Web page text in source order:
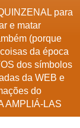
para
e matar
(porque
da época
dos símbolos
da WEB e
do
AMPLIÁ-LAS